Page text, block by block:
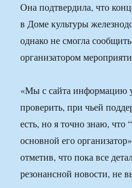
Она подтвердила, что
в Доме культуры
однако не смогла
организатором
«Мы с сайта информацию
проверить, при чьей
есть, но я точно знаю, что
основной его
отметив, что пока все
резонансной новости, не